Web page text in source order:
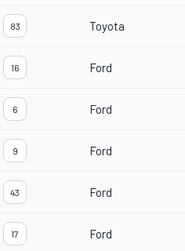
83 Toyota
16 Ford
6 Ford
9 Ford
43 Ford
17 Ford